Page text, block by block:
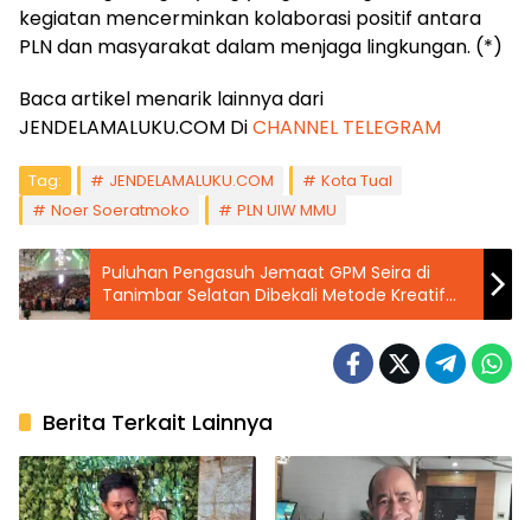
kegiatan mencerminkan kolaborasi positif antara
PLN dan masyarakat dalam menjaga lingkungan. (*)
Baca artikel menarik lainnya dari
JENDELAMALUKU.COM DiCHANNEL TELEGRAM
Tag: JENDELAMALUKU.COM
Kota Tual
Noer Soeratmoko
PLN UIW MMU
Puluhan Pengasuh Jemaat GPM Seira di
Tanimbar Selatan Dibekali Metode Kreatif
Pelayanan Anak
Berita Terkait Lainnya